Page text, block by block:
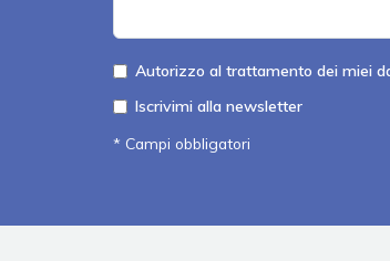
Autorizzo al trattamento dei miei
Iscrivimi alla newsletter
* Campi obbligatori